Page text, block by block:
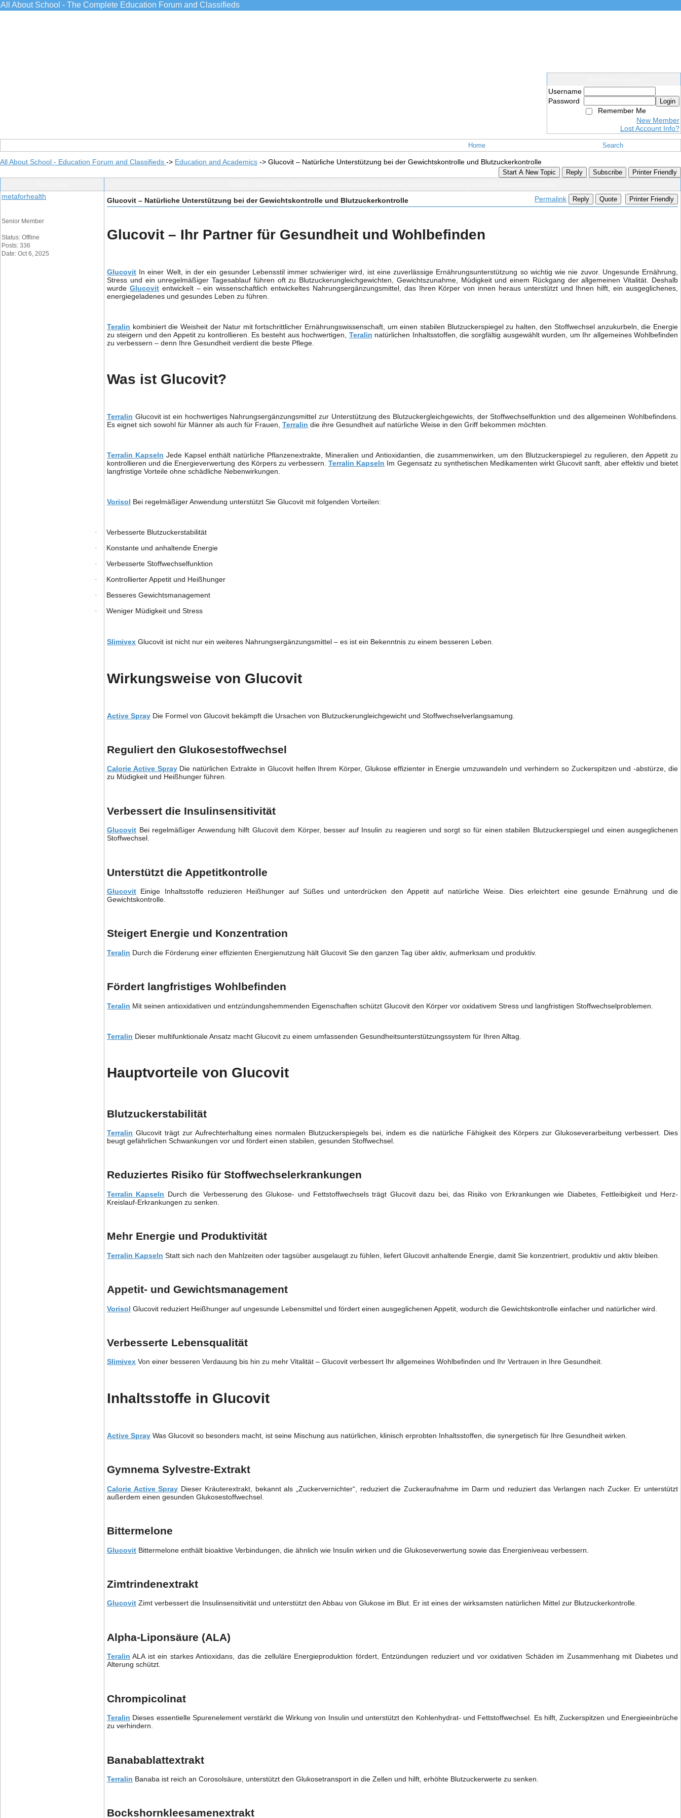
All About School - The Complete Education Forum and Classifieds
Username
Password
Login
Remember Me
New Member
Lost Account Info?
Home Search
All About School - Education Forum and Classifieds -> Education and Academics -> Glucovit – Natürliche Unterstützung bei der Gewichtskontrolle und Blutzuckerkontrolle
Start A New Topic Reply Subscribe Printer Friendly
metaforhealth
Senior Member
Status: Offline
Posts: 336
Date: Oct 6, 2025
Glucovit – Natürliche Unterstützung bei der Gewichtskontrolle und Blutzuckerkontrolle Permalink Reply Quote Printer Friendly
Glucovit – Ihr Partner für Gesundheit und Wohlbefinden
Glucovit In einer Welt, in der ein gesunder Lebensstil immer schwieriger wird, ist eine zuverlässige Ernährungsunterstützung so wichtig wie nie zuvor. Ungesunde Ernährung,
Stress und ein unregelmäßiger Tagesablauf führen oft zu Blutzuckerungleichgewichten, Gewichtszunahme, Müdigkeit und einem Rückgang der allgemeinen Vitalität. Deshalb
wurde Glucovitentwickelt – ein wissenschaftlich entwickeltes Nahrungsergänzungsmittel, das Ihren Körper von innen heraus unterstützt und Ihnen hilft, ein ausgeglichenes,
energiegeladenes und gesundes Leben zu führen.
Teralin kombiniert die Weisheit der Natur mit fortschrittlicher Ernährungswissenschaft, um einen stabilen Blutzuckerspiegel zu halten, den Stoffwechsel anzukurbeln, die Energie
zu steigern und den Appetit zu kontrollieren. Es besteht aus hochwertigen, Teralin natürlichen Inhaltsstoffen, die sorgfältig ausgewählt wurden, um Ihr allgemeines Wohlbefinden
zu verbessern – denn Ihre Gesundheit verdient die beste Pflege.
Was ist Glucovit?
Terralin Glucovit ist ein hochwertiges Nahrungsergänzungsmittel zur Unterstützung des Blutzuckergleichgewichts, der Stoffwechselfunktion und des allgemeinen Wohlbefindens.
Es eignet sich sowohl für Männer als auch für Frauen, Terralin die ihre Gesundheit auf natürliche Weise in den Griff bekommen möchten.
Terralin Kapseln Jede Kapsel enthält natürliche Pflanzenextrakte, Mineralien und Antioxidantien, die zusammenwirken, um den Blutzuckerspiegel zu regulieren, den Appetit zu
kontrollieren und die Energieverwertung des Körpers zu verbessern.Terralin Kapseln Im Gegensatz zu synthetischen Medikamenten wirkt Glucovit sanft, aber effektiv und bietet
langfristige Vorteile ohne schädliche Nebenwirkungen.
Vorisol Bei regelmäßiger Anwendung unterstützt Sie Glucovit mit folgenden Vorteilen:
· Verbesserte Blutzuckerstabilität
· Konstante und anhaltende Energie
· Verbesserte Stoffwechselfunktion
· Kontrollierter Appetit und Heißhunger
· Besseres Gewichtsmanagement
· Weniger Müdigkeit und Stress
Slimivex Glucovit ist nicht nur ein weiteres Nahrungsergänzungsmittel – es ist ein Bekenntnis zu einem besseren Leben.
Wirkungsweise von Glucovit
Active Spray Die Formel von Glucovit bekämpft die Ursachen von Blutzuckerungleichgewicht und Stoffwechselverlangsamung.
Reguliert den Glukosestoffwechsel
Calorie Active SprayDie natürlichen Extrakte in Glucovit helfen Ihrem Körper, Glukose effizienter in Energie umzuwandeln und verhindern so Zuckerspitzen und -abstürze, die
zu Müdigkeit und Heißhunger führen.
Verbessert die Insulinsensitivität
Glucovit Bei regelmäßiger Anwendung hilft Glucovit dem Körper, besser auf Insulin zu reagieren und sorgt so für einen stabilen Blutzuckerspiegel und einen ausgeglichenen
Stoffwechsel.
Unterstützt die Appetitkontrolle
Glucovit Einige Inhaltsstoffe reduzieren Heißhunger auf Süßes und unterdrücken den Appetit auf natürliche Weise. Dies erleichtert eine gesunde Ernährung und die
Gewichtskontrolle.
Steigert Energie und Konzentration
Teralin Durch die Förderung einer effizienten Energienutzung hält Glucovit Sie den ganzen Tag über aktiv, aufmerksam und produktiv.
Fördert langfristiges Wohlbefinden
Teralin Mit seinen antioxidativen und entzündungshemmenden Eigenschaften schützt Glucovit den Körper vor oxidativem Stress und langfristigen Stoffwechselproblemen.
Terralin Dieser multifunktionale Ansatz macht Glucovit zu einem umfassenden Gesundheitsunterstützungssystem für Ihren Alltag.
Hauptvorteile von Glucovit
Blutzuckerstabilität
Terralin Glucovit trägt zur Aufrechterhaltung eines normalen Blutzuckerspiegels bei, indem es die natürliche Fähigkeit des Körpers zur Glukoseverarbeitung verbessert. Dies
beugt gefährlichen Schwankungen vor und fördert einen stabilen, gesunden Stoffwechsel.
Reduziertes Risiko für Stoffwechselerkrankungen
Terralin Kapseln Durch die Verbesserung des Glukose- und Fettstoffwechsels trägt Glucovit dazu bei, das Risiko von Erkrankungen wie Diabetes, Fettleibigkeit und Herz-
Kreislauf-Erkrankungen zu senken.
Mehr Energie und Produktivität
Terralin Kapseln Statt sich nach den Mahlzeiten oder tagsüber ausgelaugt zu fühlen, liefert Glucovit anhaltende Energie, damit Sie konzentriert, produktiv und aktiv bleiben.
Appetit- und Gewichtsmanagement
Vorisol Glucovit reduziert Heißhunger auf ungesunde Lebensmittel und fördert einen ausgeglichenen Appetit, wodurch die Gewichtskontrolle einfacher und natürlicher wird.
Verbesserte Lebensqualität
Slimivex Von einer besseren Verdauung bis hin zu mehr Vitalität – Glucovit verbessert Ihr allgemeines Wohlbefinden und Ihr Vertrauen in Ihre Gesundheit.
Inhaltsstoffe in Glucovit
Active Spray Was Glucovit so besonders macht, ist seine Mischung aus natürlichen, klinisch erprobten Inhaltsstoffen, die synergetisch für Ihre Gesundheit wirken.
Gymnema Sylvestre-Extrakt
Calorie Active Spray Dieser Kräuterextrakt, bekannt als „Zuckervernichter“, reduziert die Zuckeraufnahme im Darm und reduziert das Verlangen nach Zucker. Er unterstützt
außerdem einen gesunden Glukosestoffwechsel.
Bittermelone
Glucovit Bittermelone enthält bioaktive Verbindungen, die ähnlich wie Insulin wirken und die Glukoseverwertung sowie das Energieniveau verbessern.
Zimtrindenextrakt
Glucovit Zimt verbessert die Insulinsensitivität und unterstützt den Abbau von Glukose im Blut. Er ist eines der wirksamsten natürlichen Mittel zur Blutzuckerkontrolle.
Alpha-Liponsäure (ALA)
Teralin ALA ist ein starkes Antioxidans, das die zelluläre Energieproduktion fördert, Entzündungen reduziert und vor oxidativen Schäden im Zusammenhang mit Diabetes und
Alterung schützt.
Chrompicolinat
Teralin Dieses essentielle Spurenelement verstärkt die Wirkung von Insulin und unterstützt den Kohlenhydrat- und Fettstoffwechsel. Es hilft, Zuckerspitzen und Energieeinbrüche
zu verhindern.
Banabablattextrakt
Terralin Banaba ist reich an Corosolsäure, unterstützt den Glukosetransport in die Zellen und hilft, erhöhte Blutzuckerwerte zu senken.
Bockshornkleesamenextrakt